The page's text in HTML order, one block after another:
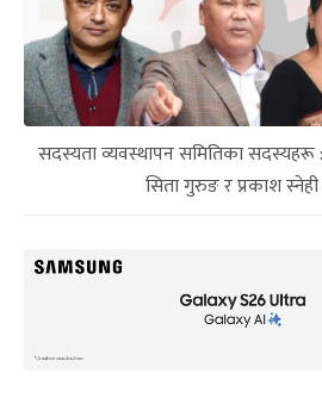
सदस्यता व्यवस्थापन समितिका सदस्यहरू :
सिता गुरुङ र प्रकाश